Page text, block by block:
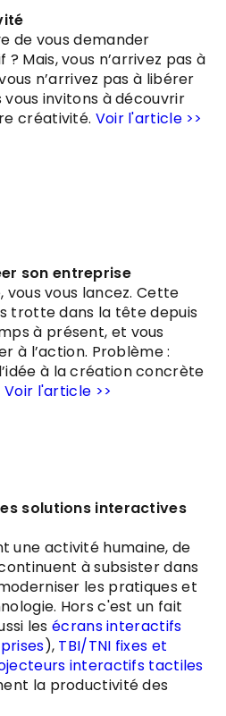
de vous demander
Mais, vous n’arrivez pas à
n’arrivez pas à libérer
invitons à découvrir
créativité. Voir l'article >>
son entreprise
vous vous lancez. Cette
trotte dans la tête depuis
à présent, et vous
à l’action. Problème :
à la création concrète
Voir l'article >>
solutions interactives
une activité humaine, de
à subsister dans
les pratiques et
Hors c'est un fait
lesécrans interactifs
), TBI/TNI fixes et
interactifs tactiles
la productivité des